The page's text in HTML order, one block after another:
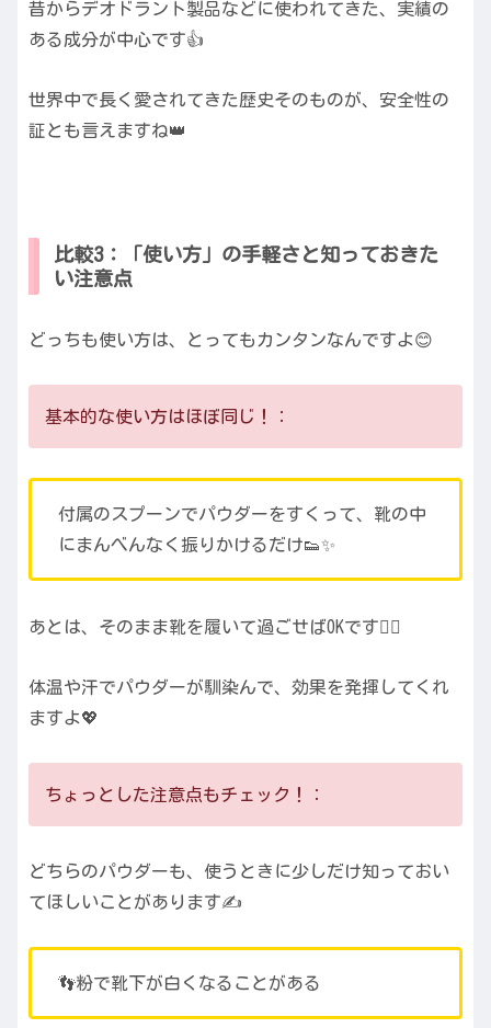
昔からデオドラント製品などに使われてきた、実績の
ある成分が中心です👍
世界中で長く愛されてきた歴史そのものが、安全性の
証とも言えますね👑
比較3：「使い方」の手軽さと知っておきた
い注意点
どっちも使い方は、とってもカンタンなんですよ😊
基本的な使い方はほぼ同じ！：
付属のスプーンでパウダーをすくって、靴の中
にまんべんなく振りかけるだけ👟✨
あとは、そのまま靴を履いて過ごせばOKです🙆‍♀️
体温や汗でパウダーが馴染んで、効果を発揮してくれ
ますよ💖
ちょっとした注意点もチェック！：
どちらのパウダーも、使うときに少しだけ知っておい
てほしいことがあります✍️
👣粉で靴下が白くなることがある